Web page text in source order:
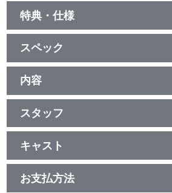
特典・仕様
特典
■ブックレット（4P）
映像特典
■ノンテロップエンディング#4・#5
他、仕様
キャラクターデザイン室田雄平描き下ろし
スペック
品番：BCXA-1165
ジャンル：TVアニメ
（本編47分+特典3分）／ﾘﾆｱPCM(ｽﾃﾚｵ)／
16:9<1080p High Definition>／英語字幕
／確50分／全7巻
内容
制作年度：2016年
【2話収録】
■#4「ふたりのキモチ」
やっとの思いで正式な部としての活動を
室もゲットして心機一転、1年生の黒澤ル
を、改めてスクールアイドル部へとスカウ
ールアイドルへの強い憧れと興味を抱きつ
を嫌う姉、ダイヤのことを想い、踏み出せ
スタッフ
#4 脚本：花田十輝／絵コンテ・演出：古
英樹
#5 脚本：花田十輝／絵コンテ・演出：南
智美・江上夏樹
原作：矢立 肇／原案：公野櫻子／監督：
キャスト
高海千歌：伊波杏樹／桜内梨子：逢田梨香
か／黒澤ダイヤ：小宮有紗／渡辺 曜：斉
香／国木田花丸：高槻かなこ／小原鞠莉：
お支払方法